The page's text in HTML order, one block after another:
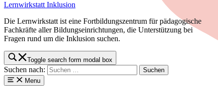
Lernwirkstatt Inklusion
Die Lernwirkstatt ist eine Fortbildungszentrum für pädagogische
Fachkräfte aller Bildungseinrichtungen, die Unterstützung bei
Fragen rund um die Inklusion suchen.
Toggle search form modal box
Suchen nach:
Menu